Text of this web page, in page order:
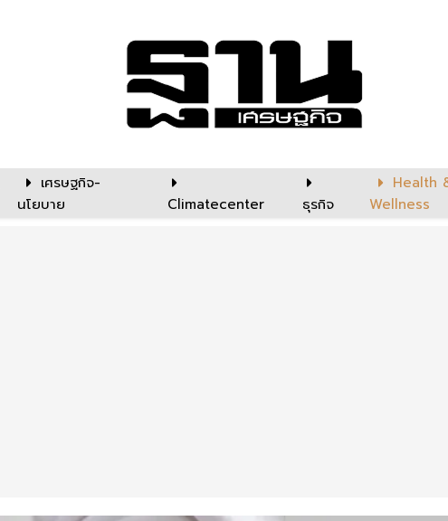
เศรษฐกิจ-
นโยบาย
Climatecenter ธุรกิจ
Health
Wellness